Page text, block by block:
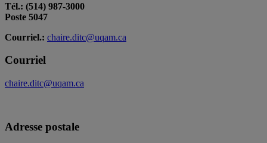
Tél.: (514) 987-3000
Poste 5047
Courriel.: chaire.ditc@uqam.ca
Courriel
chaire.ditc@uqam.ca
Adresse postale